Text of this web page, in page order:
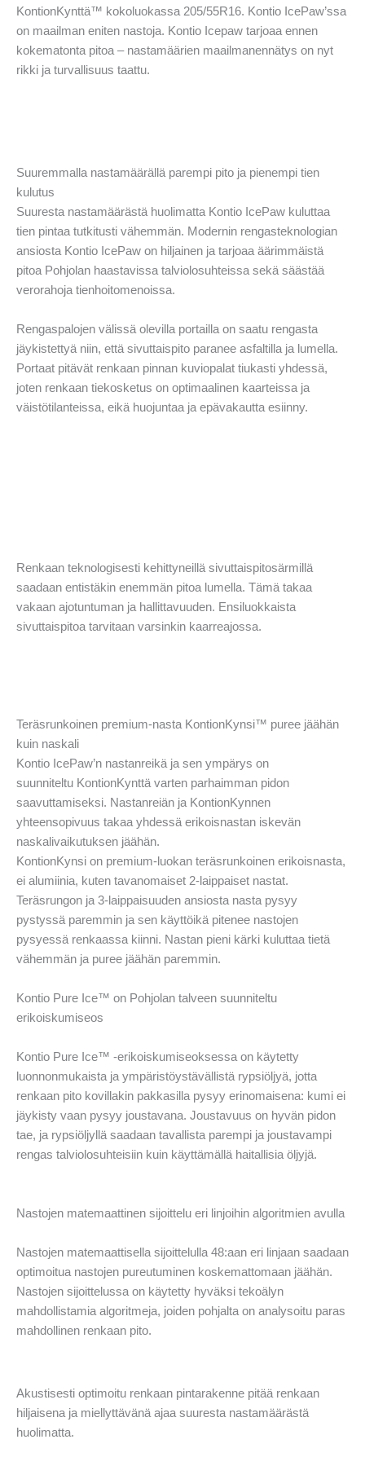
KontionKynttä™ kokoluokassa 205/55R16. Kontio IcePaw’ssa
on maailman eniten nastoja. Kontio Icepaw tarjoaa ennen
kokematonta pitoa – nastamäärien maailmanennätys on nyt
rikki ja turvallisuus taattu.
Suuremmalla nastamäärällä parempi pito ja pienempi tien
kulutus
Suuresta nastamäärästä huolimatta Kontio IcePaw kuluttaa
tien pintaa tutkitusti vähemmän. Modernin rengasteknologian
ansiosta Kontio IcePaw on hiljainen ja tarjoaa äärimmäistä
pitoa Pohjolan haastavissa talviolosuhteissa sekä säästää
verorahoja tienhoitomenoissa.
Rengaspalojen välissä olevilla portailla on saatu rengasta
jäykistettyä niin, että sivuttaispito paranee asfaltilla ja lumella.
Portaat pitävät renkaan pinnan kuviopalat tiukasti yhdessä,
joten renkaan tiekosketus on optimaalinen kaarteissa ja
väistötilanteissa, eikä huojuntaa ja epävakautta esiinny.
Renkaan teknologisesti kehittyneillä sivuttaispitosärmillä
saadaan entistäkin enemmän pitoa lumella. Tämä takaa
vakaan ajotuntuman ja hallittavuuden. Ensiluokkaista
sivuttaispitoa tarvitaan varsinkin kaarreajossa.
Teräsrunkoinen premium-nasta KontionKynsi™ puree jäähän
kuin naskali
Kontio IcePaw’n nastanreikä ja sen ympärys on
suunniteltu KontionKynttä varten parhaimman pidon
saavuttamiseksi. Nastanreiän ja KontionKynnen
yhteensopivuus takaa yhdessä erikoisnastan iskevän
naskalivaikutuksen jäähän.
KontionKynsi on premium-luokan teräsrunkoinen erikoisnasta,
ei alumiinia, kuten tavanomaiset 2-laippaiset nastat.
Teräsrungon ja 3-laippaisuuden ansiosta nasta pysyy
pystyssä paremmin ja sen käyttöikä pitenee nastojen
pysyessä renkaassa kiinni. Nastan pieni kärki kuluttaa tietä
vähemmän ja puree jäähän paremmin.
Kontio Pure Ice™ on Pohjolan talveen suunniteltu
erikoiskumiseos
Kontio Pure Ice™ -erikoiskumiseoksessa on käytetty
luonnonmukaista ja ympäristöystävällistä rypsiöljyä, jotta
renkaan pito kovillakin pakkasilla pysyy erinomaisena: kumi ei
jäykisty vaan pysyy joustavana. Joustavuus on hyvän pidon
tae, ja rypsiöljyllä saadaan tavallista parempi ja joustavampi
rengas talviolosuhteisiin kuin käyttämällä haitallisia öljyjä.
Nastojen matemaattinen sijoittelu eri linjoihin algoritmien avulla
Nastojen matemaattisella sijoittelulla 48:aan eri linjaan saadaan
optimoitua nastojen pureutuminen koskemattomaan jäähän.
Nastojen sijoittelussa on käytetty hyväksi tekoälyn
mahdollistamia algoritmeja, joiden pohjalta on analysoitu paras
mahdollinen renkaan pito.
Akustisesti optimoitu renkaan pintarakenne pitää renkaan
hiljaisena ja miellyttävänä ajaa suuresta nastamäärästä
huolimatta.